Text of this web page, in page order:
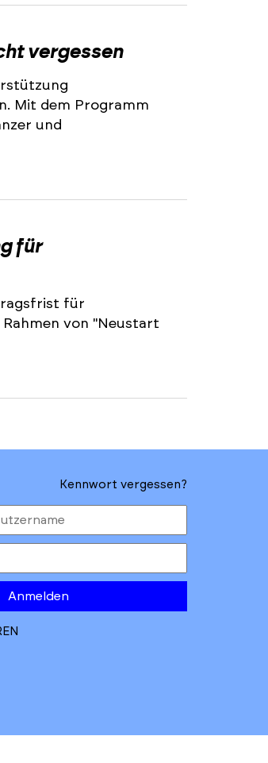
vergessen
Mit dem Programm
und
für
für
von "Neustart
Kennwort vergessen?
Anmelden